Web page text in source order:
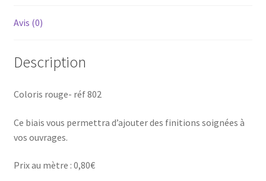
Avis (0)
Description
Coloris rouge- réf 802
Ce biais vous permettra d’ajouter des finitions soignées à
vos ouvrages.
Prix au mètre : 0,80€